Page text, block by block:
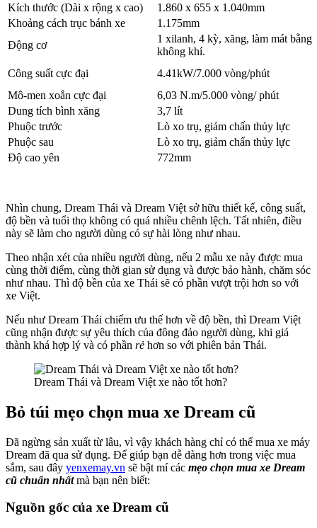
Kích thước (Dài x rộng x cao)
1.860 x 655 x 1.040mm
Khoảng cách trục bánh xe
1.175mm
Động cơ
1 xilanh, 4 kỳ, xăng, làm mát bằng
không khí.
Công suất cực đại
4.41kW/7.000 vòng/phút
Mô-men xoắn cực đại
6,03 N.m/5.000 vòng/ phút
Dung tích bình xăng
3,7 lít
Phuộc trước
Lò xo trụ, giảm chấn thủy lực
Phuộc sau
Lò xo trụ, giảm chấn thủy lực
Độ cao yên
772mm
Nhìn chung, Dream Thái và Dream Việt sở hữu thiết kế, công suất,
độ bền và tuổi thọ không có quá nhiều chênh lệch. Tất nhiên, điều
này sẽ làm cho người dùng có sự hài lòng như nhau.
Theo nhận xét của nhiều người dùng, nếu 2 mẫu xe này được mua
cùng thời điểm, cùng thời gian sử dụng và được bảo hành, chăm sóc
như nhau. Thì độ bền của xe Thái sẽ có phần vượt trội hơn so với
xe Việt.
Nếu như Dream Thái chiếm ưu thế hơn về độ bền, thì Dream Việt
cũng nhận được sự yêu thích của đông đảo người dùng, khi giá
thành khá hợp lý và có phần rẻ hơn so với phiên bản Thái.
Dream Thái và Dream Việt xe nào tốt hơn?
Bỏ túi mẹo chọn mua xe Dream cũ
Đã ngừng sản xuất từ lâu, vì vậy khách hàng chỉ có thể mua xe máy
Dream đã qua sử dụng. Để giúp bạn dễ dàng hơn trong việc mua
sắm, sau đây yenxemay.vn sẽ bật mí các mẹo chọn mua xe Dream
cũ chuẩn nhấtmà bạn nên biết:
Nguồn gốc của xe Dream cũ